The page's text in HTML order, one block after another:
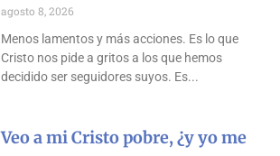
agosto 8, 2026
Menos lamentos y más acciones. Es lo que
Cristo nos pide a gritos a los que hemos
decidido ser seguidores suyos. Es
Veo a mi Cristo pobre, ¿y yo me